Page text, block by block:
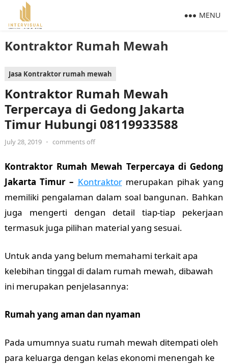
Kontraktor Rumah Mewah
MENU
Jasa Kontraktor rumah mewah
Kontraktor Rumah Mewah
Terpercaya di Gedong Jakarta
Timur Hubungi 08119933588
July 28, 2019 • comments off
Kontraktor Rumah Mewah Terpercaya di Gedong
Jakarta Timur – Kontraktormerupakan pihak yang
memiliki pengalaman dalam soal bangunan. Bahkan
juga mengerti dengan detail tiap-tiap pekerjaan
termasuk juga pilihan material yang sesuai.
Untuk anda yang belum memahami terkait apa
kelebihan tinggal di dalam rumah mewah, dibawah
ini merupakan penjelasannya:
Rumah yang aman dan nyaman
Pada umumnya suatu rumah mewah ditempati oleh
para keluarga dengan kelas ekonomi menengah ke